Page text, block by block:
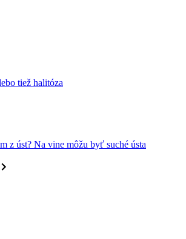
tiež halitóza
z úst? Na vine môžu byť suché ústa